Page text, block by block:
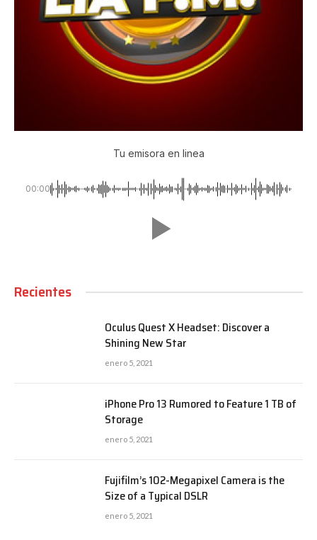
Tu emisora en linea
00:00
Recientes
Oculus Quest X Headset: Discover a
Shining New Star
enero 5, 2021
iPhone Pro 13 Rumored to Feature 1 TB of
Storage
enero 5, 2021
Fujifilm’s 102-Megapixel Camera is the
Size of a Typical DSLR
enero 5, 2021